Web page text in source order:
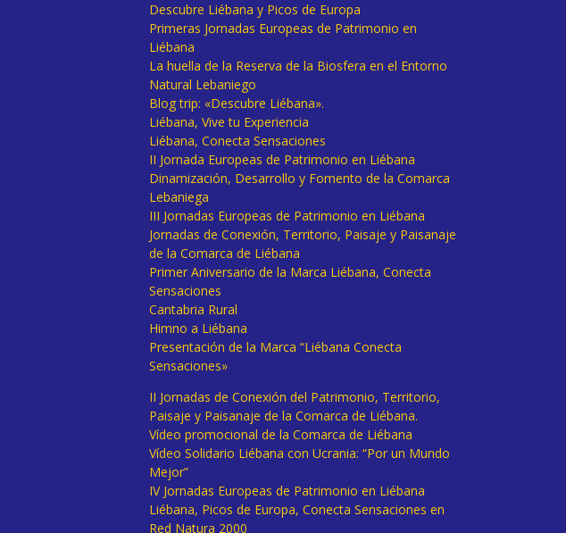
Descubre Liébana y Picos de Europa
Primeras Jornadas Europeas de Patrimonio en
Liébana
La huella de la Reserva de la Biosfera en el Entorno
Natural Lebaniego
Blog trip: «Descubre Liébana».
Liébana, Vive tu Experiencia
Liébana, Conecta Sensaciones
II Jornada Europeas de Patrimonio en Liébana
Dinamización, Desarrollo y Fomento de la Comarca
Lebaniega
III Jornadas Europeas de Patrimonio en Liébana
Jornadas de Conexión, Territorio, Paisaje y Paisanaje
de la Comarca de Liébana
Primer Aniversario de la Marca Liébana, Conecta
Sensaciones
Cantabria Rural
Himno a Liébana
Presentación de la Marca “Liébana Conecta
Sensaciones»
II Jornadas de Conexión del Patrimonio, Territorio,
Paisaje y Paisanaje de la Comarca de Liébana.
Vídeo promocional de la Comarca de Liébana
Vídeo Solidario Liébana con Ucrania: “Por un Mundo
Mejor”
IV Jornadas Europeas de Patrimonio en Liébana
Liébana, Picos de Europa, Conecta Sensaciones en
Red Natura 2000